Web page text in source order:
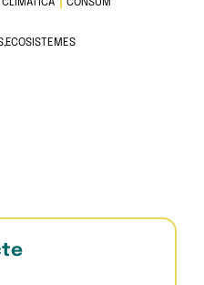
CLIMÀTICA
CONSUM